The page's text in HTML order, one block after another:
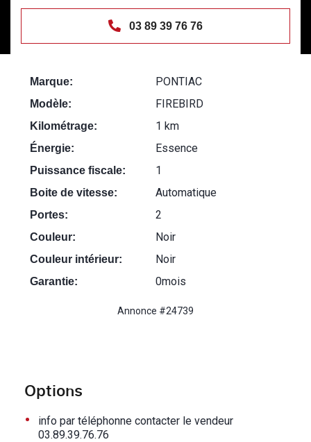
03 89 39 76 76
Options
•
info par téléphonne contacter le vendeur
03.89.39.76.76
Marque: PONTIAC
Modèle: FIREBIRD
Kilométrage: 1 km
Énergie: Essence
Puissance fiscale: 1
Boite de vitesse: Automatique
Portes: 2
Couleur: Noir
Couleur intérieur: Noir
Garantie: 0mois
Annonce #24739